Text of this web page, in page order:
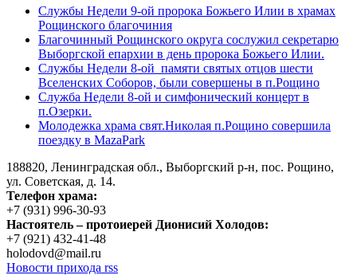
Службы Недели 9-ой пророка Божьего Илии в храмах
Рощинского благочиния
Благочинный Рощинского округа сослужил секретарю
Выборгской епархии в день пророка Божьего Илии.
Службы Недели 8-ой памяти святых отцов шести
Вселенских Соборов, были совершены в п.Рощино
Служба Недели 8-ой и симфонический концерт в
п.Озерки.
Молодежка храма свят.Николая п.Рощино совершила
поездку в MazaPark
188820, Ленинградская обл., Выборгский р-н, пос. Рощино,
ул. Советская, д. 14.
Телефон храма:
+7 (931) 996-30-93
Настоятель – протоиерей Дионисий Холодов:
+7 (921) 432-41-48
holodovd@mail.ru
Новости прихода rss